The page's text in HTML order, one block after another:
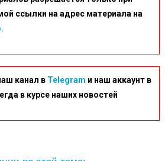
ссылки на адрес материала на
канал в Telegram и наш аккаунт в
в курсе наших новостей